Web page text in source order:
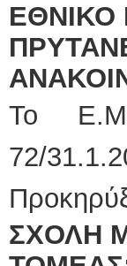
ΕΘΝΙΚΟ
Το
72/
ΣΧΟΛΗ